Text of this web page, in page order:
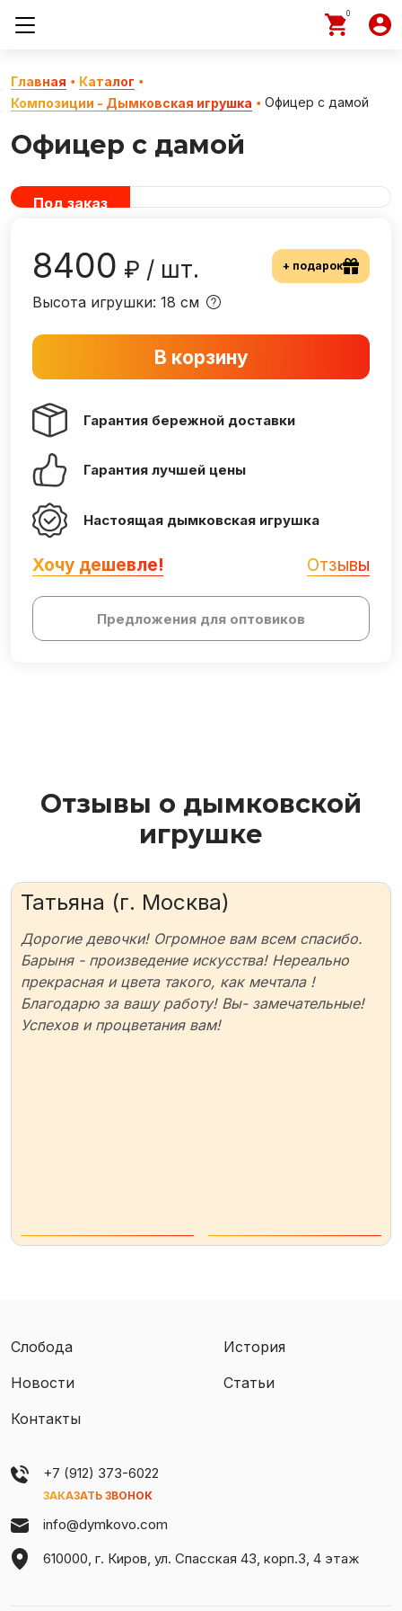
0
Главная
Каталог
Композиции - Дымковская игрушка
Офицер с дамой
Офицер с дамой
Под заказ
8400 ₽ / шт. + подарок
Высота игрушки: 18 см
В корзину
Гарантия бережной доставки
Гарантия лучшей цены
Настоящая дымковская игрушка
Хочу дешевле! Отзывы
Предложения для оптовиков
Отзывы о дымковской
игрушке
Татьяна (г. Москва)
Дорогие девочки! Огромное вам всем спасибо.
Барыня - произведение искусства! Нереально
прекрасная и цвета такого, как мечтала !
Благодарю за вашу работу! Вы- замечательные!
Успехов и процветания вам!
Слобода
История
Новости
Статьи
Контакты
+7 (912) 373-6022
ЗАКАЗАТЬ ЗВОНОК
info@dymkovo.com
610000, г. Киров, ул. Спасская 43, корп.3, 4 этаж